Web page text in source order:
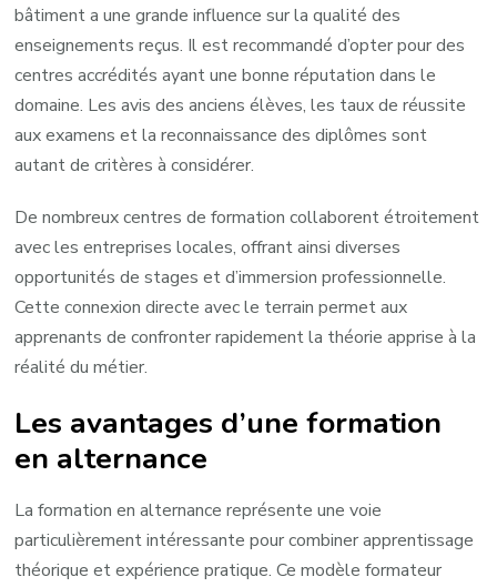
bâtiment a une grande influence sur la qualité des
enseignements reçus. Il est recommandé d’opter pour des
centres accrédités ayant une bonne réputation dans le
domaine. Les avis des anciens élèves, les taux de réussite
aux examens et la reconnaissance des diplômes sont
autant de critères à considérer.
De nombreux centres de formation collaborent étroitement
avec les entreprises locales, offrant ainsi diverses
opportunités de stages et d’immersion professionnelle.
Cette connexion directe avec le terrain permet aux
apprenants de confronter rapidement la théorie apprise à la
réalité du métier.
Les avantages d’une formation
en alternance
La formation en alternance représente une voie
particulièrement intéressante pour combiner apprentissage
théorique et expérience pratique. Ce modèle formateur